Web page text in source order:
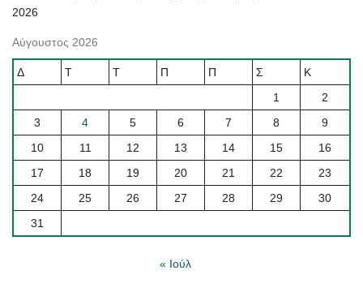
2026
Αύγουστος 2026
Δ Τ Τ Π Π Σ
Κ
1
2
3
4 5 6 7 8
9
10
11 12 13 14 15
16
17
18 19 20 21 22
23
24
25 26 27 28 29
30
31
« Ιούλ